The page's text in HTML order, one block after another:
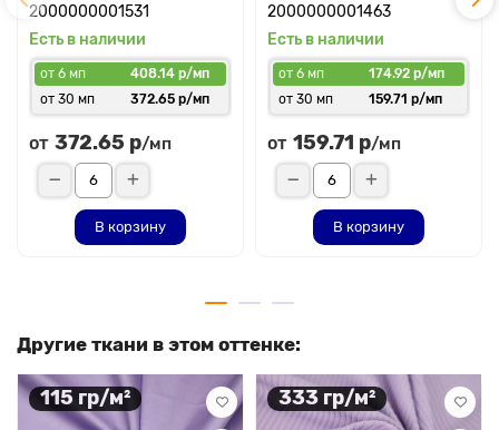
2000000001531
Есть в наличии
от 6 мп
408.14 р/мп
от 30 мп
372.65 р/мп
от 372.65 р/мп
В корзину
2000000001463
Есть в наличии
от 6 мп
174.92 р/мп
от 30 мп
159.71 р/мп
от 159.71 р/мп
В корзину
Другие ткани в этом оттенке:
115 гр/м² 333 гр/м²